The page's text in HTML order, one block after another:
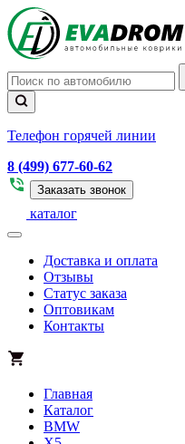
Телефон горячей линии
8 (499) 677-60-62
Заказать звонок
каталог
Доставка и оплата
Отзывы
Статус заказа
Оптовикам
Контакты
Главная
Каталог
BMW